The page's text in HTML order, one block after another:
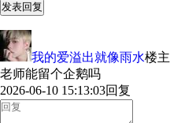
发表回复
我的爱溢出就像雨水楼主
老师能留个企鹅吗
2026-06-10 15:13:03回复